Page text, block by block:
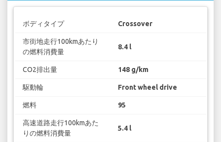
ボディタイプ Crossover
市街地走行100kmあたり
の燃料消費量
8.4 l
CO2排出量 148 g/km
駆動輪 Front wheel drive
燃料 95
高速道路走行100kmあた
りの燃料消費量
5.4 l